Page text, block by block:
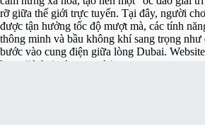
rỡ giữa thế giới trực tuyến. Tại đây, người
được tận hưởng tốc độ mượt mà, các tính
thông minh và bầu không khí sang trọng như
bước vào cung điện giữa lòng Dubai.
https://dubaipalace.work/